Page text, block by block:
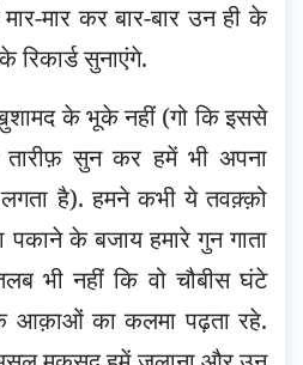
मार कर बार-बार उन ही के
रिकार्ड सुनाएंगे.
के भूके नहीं (गो कि इससे
तारीफ़ सुन कर हमें भी अपना
लगता है). हमने कभी ये तवक़्क़ो
पकाने के बजाय हमारे गुन गाता
भी नहीं कि वो चौबीस घंटे
आक़ाओं का कलमा पढ़ता रहे.